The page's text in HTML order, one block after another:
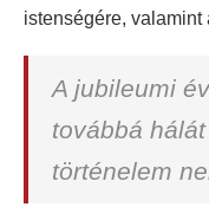
istenségére, valamint
A jubileumi
továbbá
történelem